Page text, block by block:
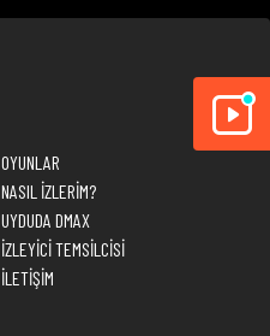
OYUNLAR
NASIL İZLERİM?
UYDUDA DMAX
İZLEYİCİ TEMSİLCİSİ
İLETİŞİM